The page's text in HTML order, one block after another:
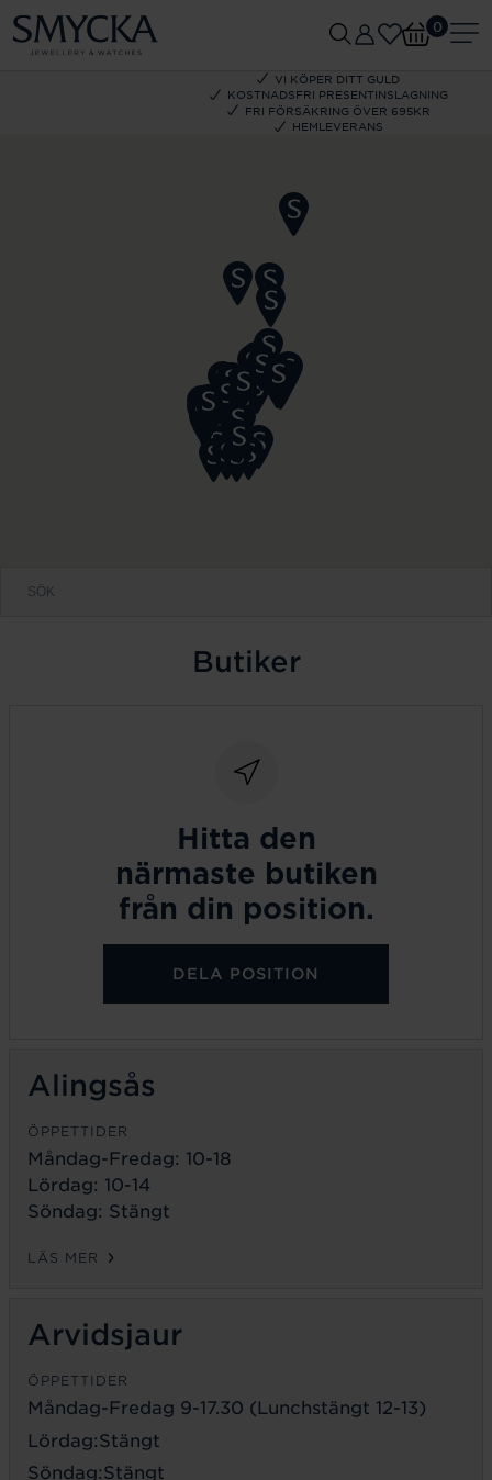
VI KÖPER DITT GULD
KOSTNADSFRI PRESENTINSLAGNING
FRI FÖRSÄKRING ÖVER 695KR
HEMLEVERANS
0
Butiker
Hitta den
närmaste butiken
från din position.
DELA POSITION
Alingsås
ÖPPETTIDER
Måndag-Fredag: 10-18
Lördag: 10-14
Söndag: Stängt
LÄS MER
Arvidsjaur
ÖPPETTIDER
Måndag-Fredag 9-17.30 (Lunchstängt 12-13)
Lördag:Stängt
Söndag:Stängt